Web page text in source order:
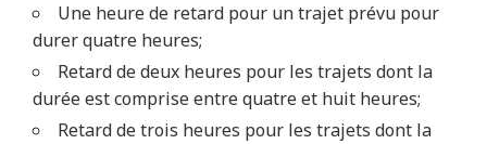
Une heure de retard pour un trajet prévu pour
durer quatre heures;
Retard de deux heures pour les trajets dont la
durée est comprise entre quatre et huit heures;
Retard de trois heures pour les trajets dont la